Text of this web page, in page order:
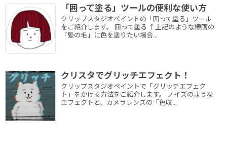
「囲って塗る」ツールの便利な使い方
クリップスタジオペイントの「囲って塗る」ツール
をご紹介します。 囲って塗る ↑上記のような線画の
「髪の毛」に色を塗りたい場合...
クリスタでグリッチエフェクト！
クリップスタジオペイントで「グリッチエフェク
ト」をかける方法をご紹介します。 ノイズのような
エフェクトと、カメラレンズの「色収...